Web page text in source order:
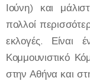
Ιούνη) και
πολλοί
εκλογές. Είναι
Κομμουνιστικό
στην Αθήνα και